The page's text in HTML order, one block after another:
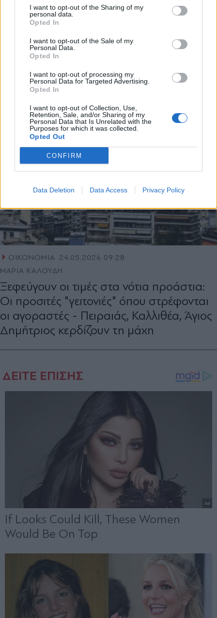
I want to opt-out of the Sharing of my
personal data.
Opted In
I want to opt-out of the Sale of my
Personal Data.
Opted In
I want to opt-out of processing my
Personal Data for Targeted Advertising.
Opted In
I want to opt-out of Collection, Use,
Retention, Sale, and/or Sharing of my
Personal Data that Is Unrelated with the
Purposes for which it was collected.
Opted Out
CONFIRM
Data Deletion Data Access Privacy Policy
ΟΙΚΟΝΟΜΙΑ 03.06.2026 14:15
ΜΑΡΙΑ ΚΑΛΟΥΔΗ
Στα ύψη οι τιμές των εξοχικών κατοικιών:
Δυναμική άνοδος για την ελληνική αγορά
- Πού καταγράφεται η μεγαλύτερη
ζήτηση
ΟΙΚΟΝΟΜΙΑ 24.05.2026 09:28
ΜΑΡΙΑ ΚΑΛΟΥΔΗ
Ξεφεύγουν οι τιμές στα νότια προάστια:
Οι προσιτές "γειτονιές" όπου στρέφονται
οι αγοραστές - Πειραιάς, Καλλιθέα, Άγιος
Δημήτριος κερδίζουν τη μάχη
Αποδέχομαι τους
και την πολιτική απορρήτου
X